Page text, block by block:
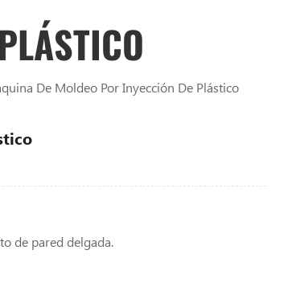
De Moldeo Por Inyección De Plástico
de pared delgada.